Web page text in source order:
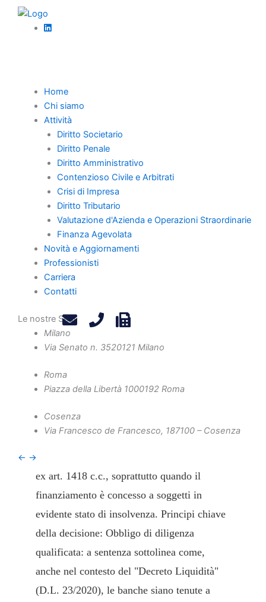
Home
Chi siamo
Attività
Diritto Societario
Diritto Penale
Diritto Amministrativo
Contenzioso Civile e Arbitrati
Crisi di Impresa
Diritto Tributario
Valutazione d'Azienda e Operazioni Straordinarie
Finanza Agevolata
Novità e Aggiornamenti
Professionisti
Carriera
Contatti
Le nostre Sedi
Milano
Via Senato n. 3520121 Milano
Roma
Piazza della Libertà 1000192 Roma
Cosenza
Via Francesco de Francesco, 187100 – Cosenza
← →
GARANZIE MCC E
NULLITÀ DEL
MUTUO: NON
CORRETTA
VALUTAZIONE
CREDITIZIA
La Cassazione conferma l'importanza della
evitare la nullità del mutuo.
La Corte di Cassazione, con la recente
mancata prudente valutazione del merito
creditizio da parte della banca può
comportare la nullità del contratto di mutuo
ex art. 1418 c.c., soprattutto quando il
finanziamento è concesso a soggetti in
evidente stato di insolvenza. Principi chiave
della decisione: Obbligo di diligenza
qualificata: a sentenza sottolinea come,
anche nel contesto del "Decreto Liquidità"
(D.L. 23/2020), le banche siano tenute a